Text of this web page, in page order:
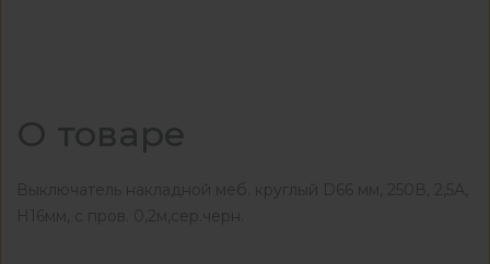
О товаре
Выключатель накладной меб. круглый D66 мм, 250В, 2,5А,
H16мм, с пров. 0,2м,сер.черн.